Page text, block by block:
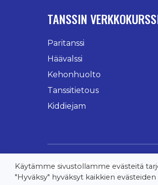
TANSSIN
Paritanssi
Häävalssi
Kehonhuolto
Tanssitietous
Kiddiejam
TANSSIONLINE
Käytämme sivustollamme evästeitä
"Hyväksy" hyväksyt kaikkien